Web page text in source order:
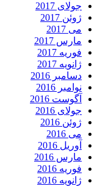
جولای 2017
ژوئن 2017
می 2017
مارس 2017
فوریه 2017
ژانویه 2017
دسامبر 2016
نوامبر 2016
آگوست 2016
جولای 2016
ژوئن 2016
می 2016
آوریل 2016
مارس 2016
فوریه 2016
ژانویه 2016